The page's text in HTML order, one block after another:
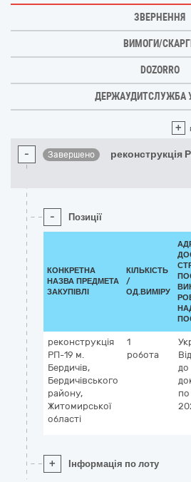
ЗВЕРНЕННЯ
ВИМОГИ/
DOZORRO
ДЕРЖАУДИТСЛУЖБА
+
- Завершено реконструкція
- Позиції
КОНКРЕТНА
НАЗВА ПРЕДМЕТА
ЗАКУПІВЛІ
КІЛЬКІСТЬ
/
ОД.ВИМІРУ
реконструкція
РП-19 м.
Бердичів,
Бердичівського
району,
Житомирської
області
1
робота
до
по
+ Інформація по лоту